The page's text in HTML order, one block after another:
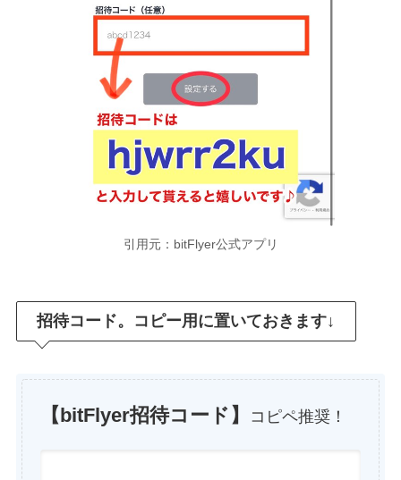
引用元：bitFlyer公式アプリ
招待コード。コピー用に置いておきます↓
【bitFlyer招待コード】 コピペ推奨！